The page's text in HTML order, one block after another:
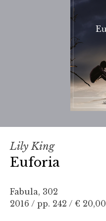
Lily King
Euforia
Fabula, 302
2016 / pp. 242 / € 20,00